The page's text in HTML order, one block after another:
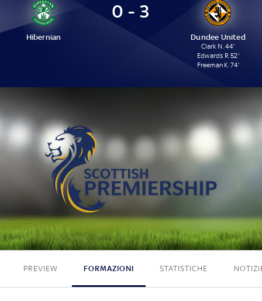
Hibernian
0 - 3
Dundee United
Clark N. 44'
Edwards R. 52'
Freeman K. 74'
0 - 3
PREVIEW FORMAZIONI STATISTICHE